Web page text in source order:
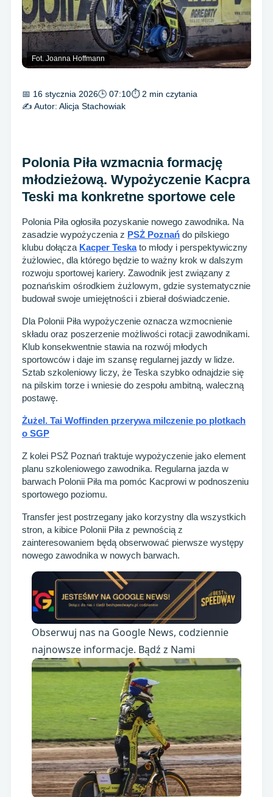
Fot. Joanna Hoffmann
📅 16 stycznia 2026🕒 07:10⏱ 2 min czytania
✍️ Autor: Alicja Stachowiak
Polonia Piła wzmacnia formację
młodzieżową. Wypożyczenie Kacpra
Teski ma konkretne sportowe cele
Polonia Piła ogłosiła pozyskanie nowego zawodnika. Na
zasadzie wypożyczenia z PSŻ Poznań do pilskiego
klubu dołącza Kacper Teskato młody i perspektywiczny
żużlowiec, dla którego będzie to ważny krok w dalszym
rozwoju sportowej kariery. Zawodnik jest związany z
poznańskim ośrodkiem żużlowym, gdzie systematycznie
budował swoje umiejętności i zbierał doświadczenie.
Dla Polonii Piła wypożyczenie oznacza wzmocnienie
składu oraz poszerzenie możliwości rotacji zawodnikami.
Klub konsekwentnie stawia na rozwój młodych
sportowców i daje im szansę regularnej jazdy w lidze.
Sztab szkoleniowy liczy, że Teska szybko odnajdzie się
na pilskim torze i wniesie do zespołu ambitną, waleczną
postawę.
Żużel. Tai Woffinden przerywa milczenie po plotkach
o SGP
Z kolei PSŻ Poznań traktuje wypożyczenie jako element
planu szkoleniowego zawodnika. Regularna jazda w
barwach Polonii Piła ma pomóc Kacprowi w podnoszeniu
sportowego poziomu.
Transfer jest postrzegany jako korzystny dla wszystkich
stron, a kibice Polonii Piła z pewnością z
zainteresowaniem będą obserwować pierwsze występy
nowego zawodnika w nowych barwach.
Obserwuj nas na Google News, codziennie
najnowsze informacje. Bądź z Nami